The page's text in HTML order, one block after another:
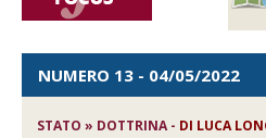
NUMERO 13 - 04/05/2022
STATO » DOTTRINA - DI LUCA